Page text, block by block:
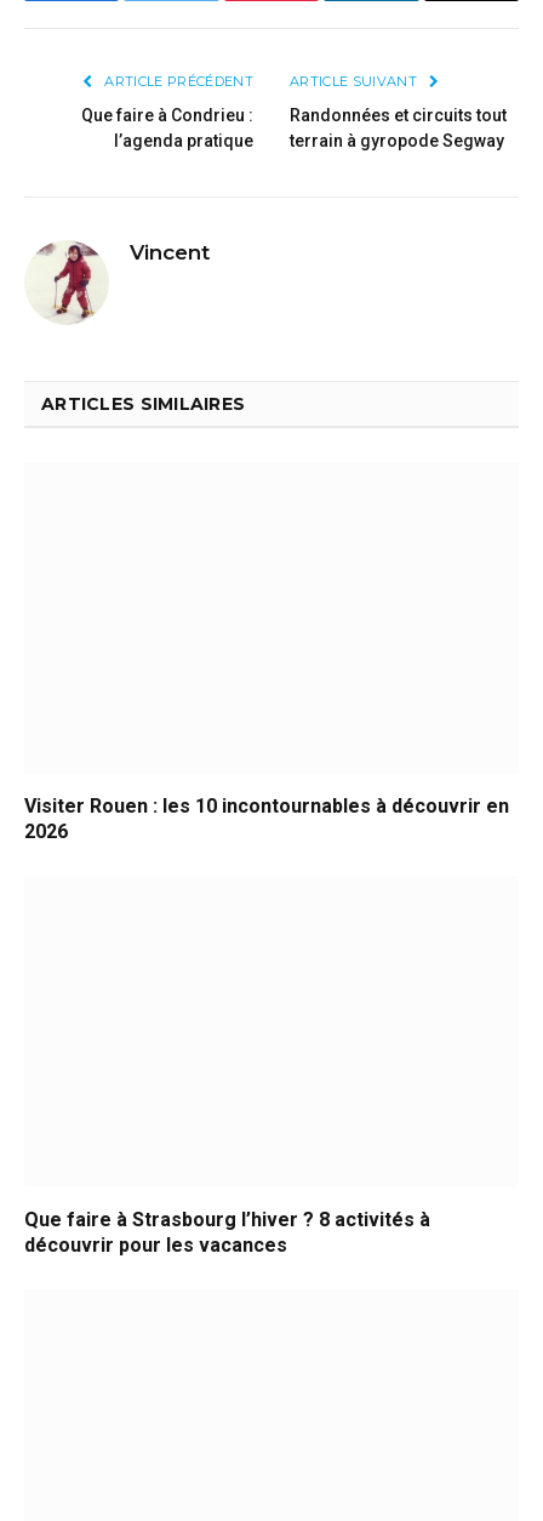
ARTICLE PRÉCÉDENT
Que faire à Condrieu :
l’agenda pratique
ARTICLE SUIVANT
Randonnées et circuits tout
terrain à gyropode Segway
Vincent
ARTICLES SIMILAIRES
Visiter Rouen : les 10 incontournables à découvrir en
2026
Que faire à Strasbourg l’hiver ? 8 activités à
découvrir pour les vacances